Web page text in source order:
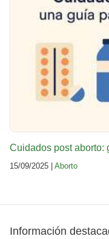
Cuidados post aborto:
15/09/2025 | Aborto
Información